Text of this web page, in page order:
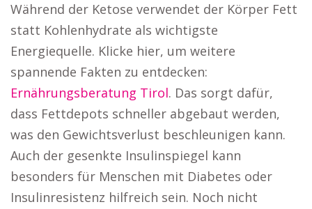
Während der Ketose verwendet der Körper Fett
statt Kohlenhydrate als wichtigste
Energiequelle. Klicke hier, um weitere
spannende Fakten zu entdecken:
Ernährungsberatung Tirol. Das sorgt dafür,
dass Fettdepots schneller abgebaut werden,
was den Gewichtsverlust beschleunigen kann.
Auch der gesenkte Insulinspiegel kann
besonders für Menschen mit Diabetes oder
Insulinresistenz hilfreich sein. Noch nicht